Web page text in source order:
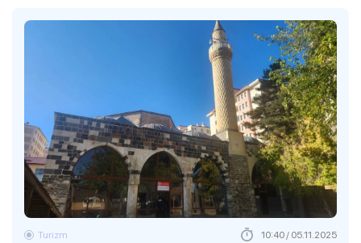
Turizm 10:40 / 05.11.2025